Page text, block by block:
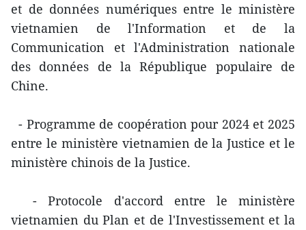
et de données numériques entre le ministère
vietnamien de l'Information et de la
Communication et l'Administration nationale
des données de la République populaire de
Chine.
- Programme de coopération pour 2024 et 2025
entre le ministère vietnamien de la Justice et le
ministère chinois de la Justice.
- Protocole d'accord entre le ministère
vietnamien du Plan et de l'Investissement et la